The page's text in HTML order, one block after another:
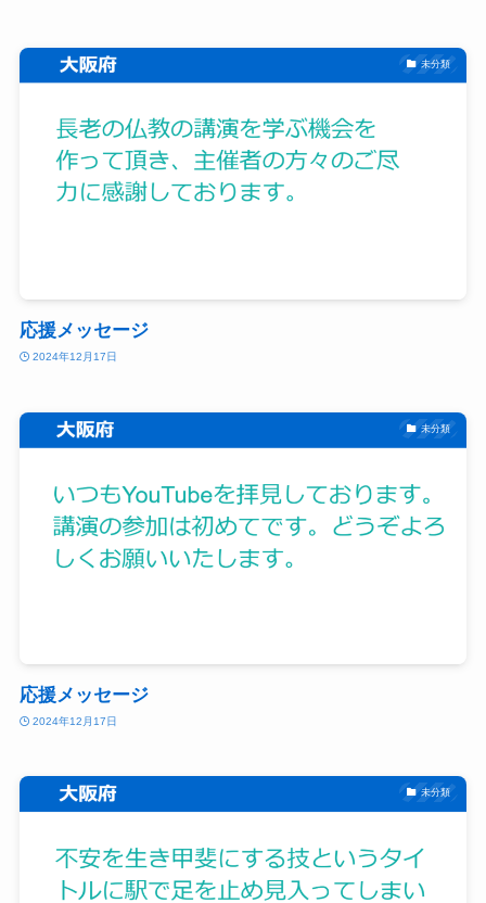
未分類
応援メッセージ
2024年12月17日
未分類
応援メッセージ
2024年12月17日
未分類